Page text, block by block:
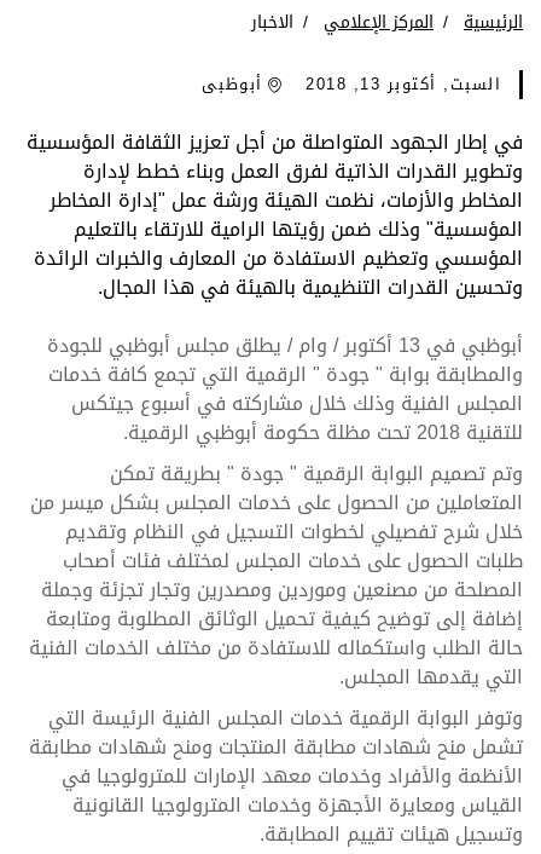
الرئيسية المركز الإعلامي الاخبار
السبت, أكتوبر 13, 2018 أبوظبى
في إطار الجهود المتواصلة من أجل تعزيز الثقافة المؤسسية
وتطوير القدرات الذاتية لفرق العمل وبناء خطط لإدارة
المخاطر والأزمات، نظمت الهيئة ورشة عمل "إدارة المخاطر
المؤسسية" وذلك ضمن رؤيتها الرامية للارتقاء بالتعليم
المؤسسي وتعظيم الاستفادة من المعارف والخبرات الرائدة
وتحسين القدرات التنظيمية بالهيئة في هذا المجال.
أبوظبي في 13 أكتوبر / وام / يطلق مجلس أبوظبي للجودة
والمطابقة بوابة " جودة " الرقمية التي تجمع كافة خدمات
المجلس الفنية وذلك خلال مشاركته في أسبوع جيتكس
للتقنية 2018 تحت مظلة حكومة أبوظبي الرقمية.
وتم تصميم البوابة الرقمية " جودة " بطريقة تمكن
المتعاملين من الحصول على خدمات المجلس بشكل ميسر من
خلال شرح تفصيلي لخطوات التسجيل في النظام وتقديم
طلبات الحصول على خدمات المجلس لمختلف فئات أصحاب
المصلحة من مصنعين وموردين ومصدرين وتجار تجزئة وجملة
إضافة إلى توضيح كيفية تحميل الوثائق المطلوبة ومتابعة
حالة الطلب واستكماله للاستفادة من مختلف الخدمات الفنية
التي يقدمها المجلس.
وتوفر البوابة الرقمية خدمات المجلس الفنية الرئيسة التي
تشمل منح شهادات مطابقة المنتجات ومنح شهادات مطابقة
الأنظمة والأفراد وخدمات معهد الإمارات للمترولوجيا في
القياس ومعايرة الأجهزة وخدمات المترولوجيا القانونية
وتسجيل هيئات تقييم المطابقة.